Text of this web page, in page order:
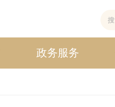
政务服务